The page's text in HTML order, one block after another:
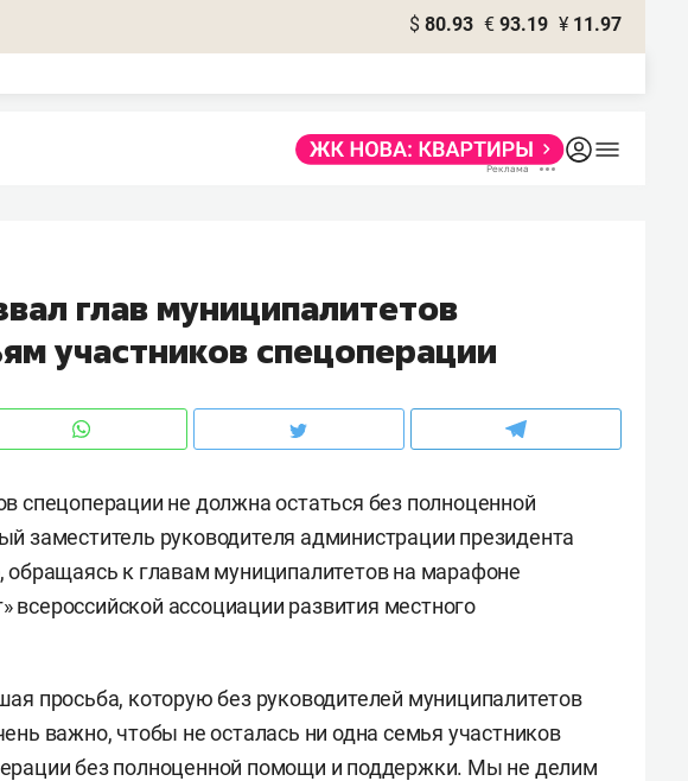
$ 80.93 € 93.19 ¥ 11.97
глав муниципалитетов
участников спецоперации
спецоперации не должна остаться без полноценной
заместитель руководителя администрации президента
, обращаясь к главам муниципалитетов на марафоне
всероссийской ассоциации развития местного
просьба, которую без руководителей муниципалитетов
важно, чтобы не осталась ни одна семья участников
без полноценной помощи и поддержки. Мы не делим